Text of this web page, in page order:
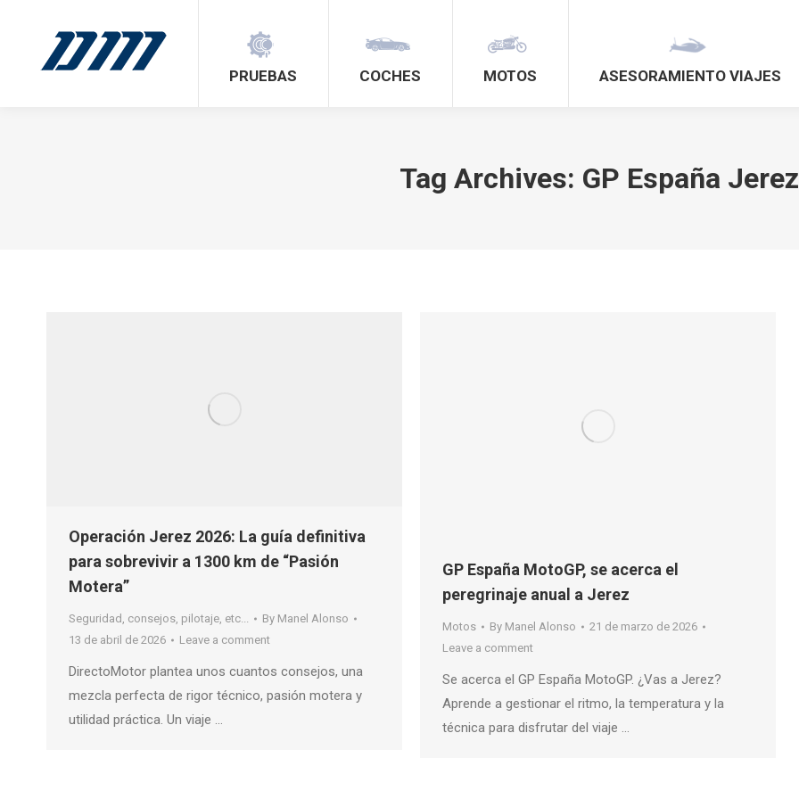
PRUEBAS COCHES MOTOS ASESORAMIENTO VIAJES
Tag Archives: GP España Jerez
Operación Jerez 2026: La guía definitiva
para sobrevivir a 1300 km de “Pasión
Motera”
Seguridad, consejos, pilotaje, etc... By Manel Alonso
13 de abril de 2026
Leave a comment
DirectoMotor plantea unos cuantos consejos, una
mezcla perfecta de rigor técnico, pasión motera y
utilidad práctica. Un viaje …
GP España MotoGP, se acerca el
peregrinaje anual a Jerez
Motos By Manel Alonso
21 de marzo de 2026
Leave a comment
Se acerca el GP España MotoGP. ¿Vas a Jerez?
Aprende a gestionar el ritmo, la temperatura y la
técnica para disfrutar del viaje …